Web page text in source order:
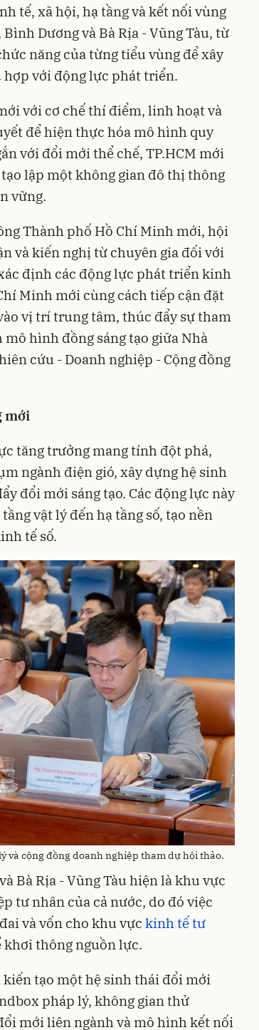
tế, xã hội, hạ tầng và kết nối vùng
Dương và Bà Rịa - Vũng Tàu, từ
năng của từng tiểu vùng để xây
với động lực phát triển.
với cơ chế thí điểm, linh hoạt và
để hiện thực hóa mô hình quy
với đổi mới thể chế, TP.HCM mới
lập một không gian đô thị thông
vững.
Thành phố Hồ Chí Minh mới, hội
và kiến nghị từ chuyên gia đối với
định các động lực phát triển kinh
Minh mới cùng cách tiếp cận đặt
vị trí trung tâm, thúc đẩy sự tham
mô hình đồng sáng tạo giữa Nhà
cứu - Doanh nghiệp - Cộng đồng
mới
tăng trưởng mang tính đột phá,
ngành điện gió, xây dựng hệ sinh
đổi mới sáng tạo. Các động lực này
vật lý đến hạ tầng số, tạo nền
tế số.
và cộng đồng doanh nghiệp tham dự hội thảo.
Bà Rịa - Vũng Tàu hiện là khu vực
tư nhân của cả nước, do đó việc
và vốn cho khu vực kinh tế tư
thông nguồn lực.
kiến tạo một hệ sinh thái đổi mới
pháp lý, không gian thử
mới liên ngành và mô hình kết nối